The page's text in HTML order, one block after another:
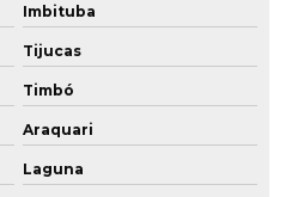
Imbituba
Tijucas
Timbó
Araquari
Laguna